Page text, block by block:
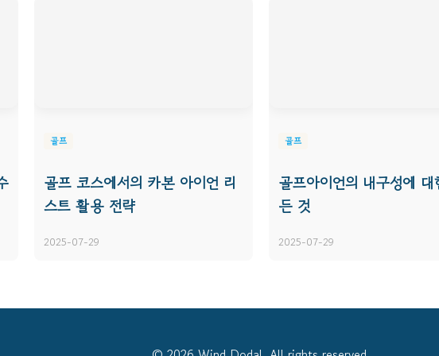
골프
골프 코스에서의 카본 아이언 리
스트 활용 전략
2025-07-29
골프
골프아이언의 내구성에
든 것
2025-07-29